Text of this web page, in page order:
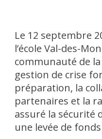
Le 12 septembre
l’école Val-des-
communauté de
gestion de crise
préparation, la
partenaires et la
assuré la sécurité
une levée de